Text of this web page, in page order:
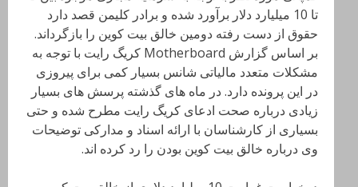
تا 10 میلیارد دلار برآورد شده و برادر کلیمن قصد دارد
حقوق از دست رفته دومین خالق بیت کوین را بازگرداند.
بر اساس گزارش Motherboard کریگ رایت با توجه به
مشکلات متعدد مالیاتی شانس بسیار کمی برای پیروزی
در این پرونده دارد. در ماه های گذشته پرسش های بسیار
زیادی درباره صحت ادعای کریگ رایت مطرح شده و حتی
بسیاری از کارشناسان با ارائه اسناد و مدارکی توضیحات
وی درباره خالق بیت کوین بودن را رد کرده اند.